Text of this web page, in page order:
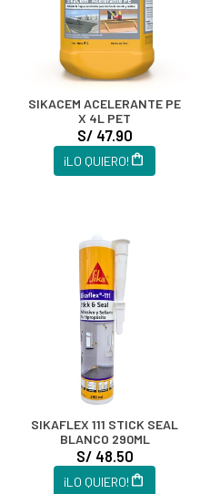
SIKACEM ACELERANTE PE
X 4L PET
S/ 47.90
¡LO QUIERO!
SIKAFLEX 111 STICK SEAL
BLANCO 290ML
S/ 48.50
¡LO QUIERO!